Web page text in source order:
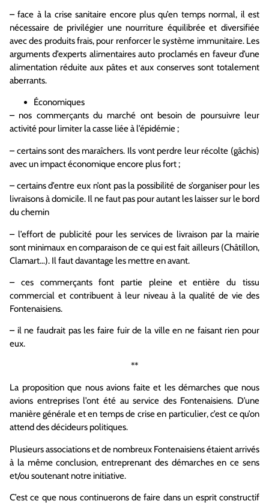
– face à la crise sanitaire encore plus qu’en temps normal, il est
nécessaire de privilégier une nourriture équilibrée et diversifiée
avec des produits frais, pour renforcer le système immunitaire. Les
arguments d’experts alimentaires auto proclamés en faveur d’une
alimentation réduite aux pâtes et aux conserves sont totalement
aberrants.
Économiques
– nos commerçants du marché ont besoin de poursuivre leur
activité pour limiter la casse liée à l’épidémie ;
– certains sont des maraîchers. Ils vont perdre leur récolte (gâchis)
avec un impact économique encore plus fort ;
– certains d’entre eux n’ont pas la possibilité de s’organiser pour les
livraisons à domicile. Il ne faut pas pour autant les laisser sur le bord
du chemin
– l’effort de publicité pour les services de livraison par la mairie
sont minimaux en comparaison de ce qui est fait ailleurs (Châtillon,
Clamart…). Il faut davantage les mettre en avant.
– ces commerçants font partie pleine et entière du tissu
commercial et contribuent à leur niveau à la qualité de vie des
Fontenaisiens.
– il ne faudrait pas les faire fuir de la ville en ne faisant rien pour
eux.
**
La proposition que nous avions faite et les démarches que nous
avions entreprises l’ont été au service des Fontenaisiens. D’une
manière générale et en temps de crise en particulier, c’est ce qu’on
attend des décideurs politiques.
Plusieurs associations et de nombreux Fontenaisiens étaient arrivés
à la même conclusion, entreprenant des démarches en ce sens
et/ou soutenant notre initiative.
C’est ce que nous continuerons de faire dans un esprit constructif